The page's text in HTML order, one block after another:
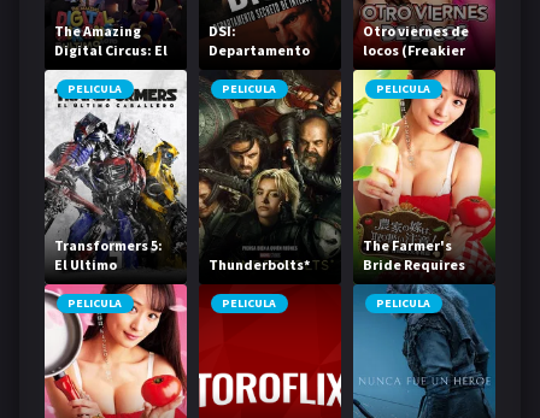
The Amazing
Digital Circus: El
Último Acto
DSI:
Departamento
Secreto de
Intervención
Otro viernes de
locos (Freakier
Friday)
PELICULA
Transformers 5:
El Ultimo
Caballero
PELICULA
Thunderbolts*
PELICULA
The Farmer's
Bride Requires
Care! Part 2: The
Organic Grand
Strategy
PELICULA PELICULA PELICULA